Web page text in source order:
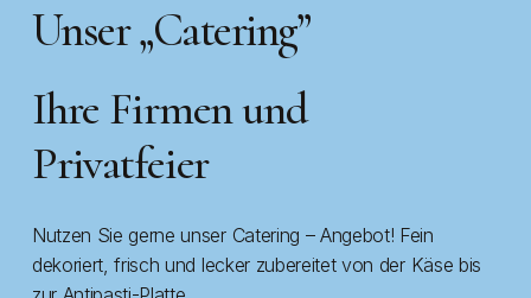
Unser „Catering”
Ihre Firmen und
Privatfeier
Nutzen Sie gerne unser Catering – Angebot! Fein
dekoriert, frisch und lecker zubereitet von der Käse bis